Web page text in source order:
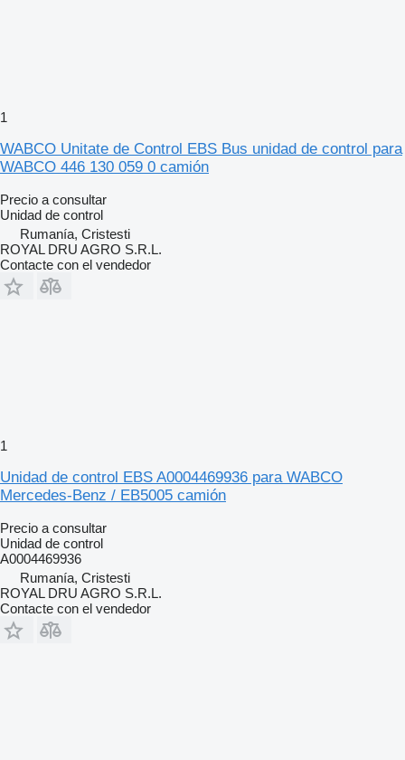
1
WABCO Unitate de Control EBS Bus unidad de control para
WABCO 446 130 059 0 camión
Precio a consultar
Unidad de control
Rumanía, Cristesti
ROYAL DRU AGRO S.R.L.
Contacte con el vendedor
1
Unidad de control EBS A0004469936 para WABCO
Mercedes-Benz / EB5005 camión
Precio a consultar
Unidad de control
A0004469936
Rumanía, Cristesti
ROYAL DRU AGRO S.R.L.
Contacte con el vendedor